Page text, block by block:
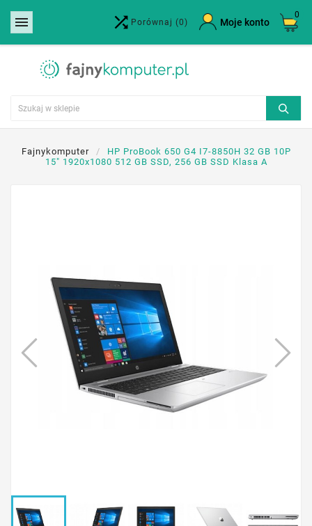
  Porównaj (0) Moje konto
0
Fajnykomputer
HP ProBook 650 G4 I7-8850H 32 GB 10P
15" 1920x1080 512 GB SSD, 256 GB SSD Klasa A
Utwórz listę życzeń ×
Nazwa listy życzeń
Anuluj Utwórz listę życzeń